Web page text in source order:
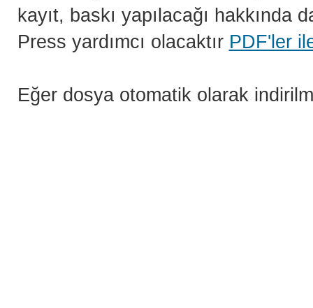
kayıt, baskı yapılacağı
Press yardımcı olacaktır PDF'ler
Eğer dosya otomatik olarak